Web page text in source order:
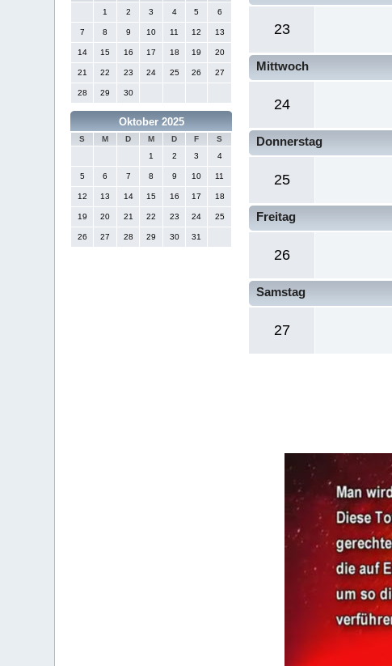
1
2 3 4 5 6
7 8 9 10 11 12 13
14 15 16 17 18 19 20
21 22 23 24 25 26 27
28 29 30
Oktober 2025
S M D M D F
S
1
2 3 4
5 6 7 8 9 10 11
12 13 14 15 16 17 18
19 20 21 22 23 24 25
26 27 28 29 30 31
23
Mittwoch
24
Donnerstag
25
Freitag
26
Samstag
27